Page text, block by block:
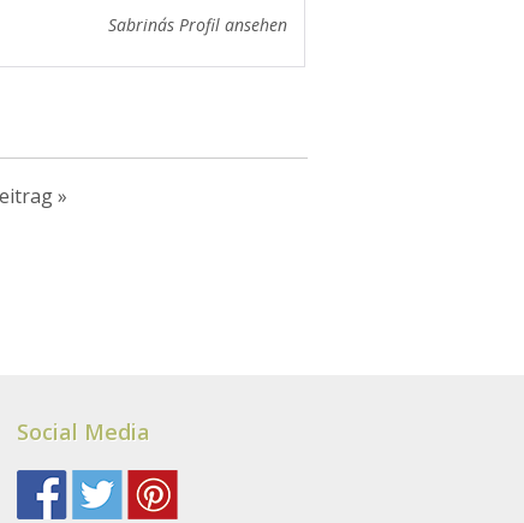
Sabrina´s Profil ansehen
»
Social Media